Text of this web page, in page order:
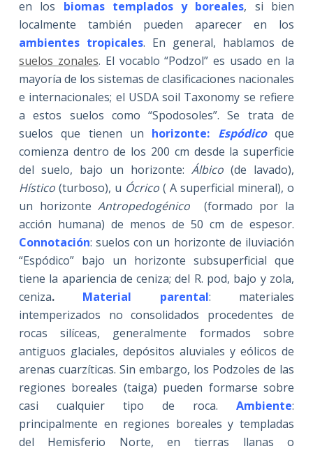
en los biomas templados y boreales, si bien
localmente también pueden aparecer en los
ambientes tropicales. En general, hablamos de
suelos zonales. El vocablo “Podzol” es usado en la
mayoría de los sistemas de clasificaciones nacionales
e internacionales; el USDA soil Taxonomy se refiere
a estos suelos como “Spodosoles”. Se trata de
suelos que tienen un horizonte: Espódico que
comienza dentro de los 200 cm desde la superficie
del suelo, bajo un horizonte:Álbico(de lavado),
Hístico (turboso), u Ócrico( A superficial mineral), o
un horizonteAntropedogénico (formado por la
acción humana) de menos de 50 cm de espesor.
Connotación: suelos con un horizonte de iluviación
“Espódico” bajo un horizonte subsuperficial que
tiene la apariencia de ceniza; del R. pod, bajo y zola,
ceniza. Material parental: materiales
intemperizados no consolidados procedentes de
rocas silíceas, generalmente formados sobre
antiguos glaciales, depósitos aluviales y eólicos de
arenas cuarzíticas. Sin embargo, los Podzoles de las
regiones boreales (taiga) pueden formarse sobre
casi cualquier tipo de roca.Ambiente:
principalmente en regiones boreales y templadas
del Hemisferio Norte, en tierras llanas o